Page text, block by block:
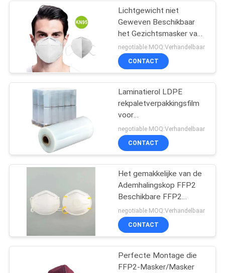
Diagnostische
testuitrustingen
vouwbaar kn95-
masker
Kopffp2 Masker
44
Lichtgewicht niet
Geweven Beschikbaar
het Gezichtsmasker van
het antivirus Vouwbaar
FFP2 Masker
negotiable MOQ:Verhandelbaar
CONTACT
Laminatierol LDPE
rekpaletverpakkingsfilm
voor
vrachtverpakkingsmachine
negotiable MOQ:Verhandelbaar
CONTACT
Het gemakkelijke van de
Ademhalingskop FFP2
Beschikbare FFP2
Masker van de het
Masker niet Geweven
Stof
negotiable MOQ:Verhandelbaar
CONTACT
Perfecte Montage die
FFP2-Masker/Masker